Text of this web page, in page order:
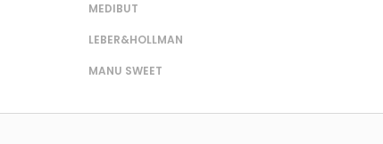
MEDIBUT
LEBER&HOLLMAN
MANU SWEET